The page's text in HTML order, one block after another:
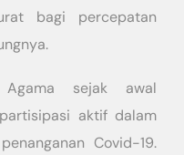
bagi percepatan
sejak awal
aktif dalam
Covid-19.